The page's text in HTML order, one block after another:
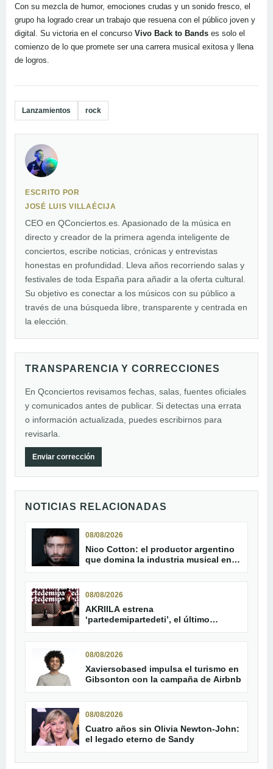
Con su mezcla de humor, emociones crudas y un sonido fresco, el
grupo ha logrado crear un trabajo que resuena con el público joven y
digital. Su victoria en el concurso Vivo Back to Bands es solo el
comienzo de lo que promete ser una carrera musical exitosa y llena
de logros.
Lanzamientos rock
ESCRITO POR
JOSÉ LUIS VILLAÉCIJA
CEO en QConciertos.es. Apasionado de la música en
directo y creador de la primera agenda inteligente de
conciertos, escribe noticias, crónicas y entrevistas
honestas en profundidad. Lleva años recorriendo salas y
festivales de toda España para añadir a la oferta cultural.
Su objetivo es conectar a los músicos con su público a
través de una búsqueda libre, transparente y centrada en
la elección.
TRANSPARENCIA Y CORRECCIONES
En Qconciertos revisamos fechas, salas, fuentes oficiales
y comunicados antes de publicar. Si detectas una errata
o información actualizada, puedes escribirnos para
revisarla.
Enviar corrección
NOTICIAS RELACIONADAS
08/08/2026
Nico Cotton: el productor argentino
que domina la industria musical en
08/08/2026
AKRIILA estrena
‘partedemipartedeti’, el último
08/08/2026
Xaviersobased impulsa el turismo en
Gibsonton con la campaña de Airbnb
08/08/2026
Cuatro años sin Olivia Newton-John:
el legado eterno de Sandy